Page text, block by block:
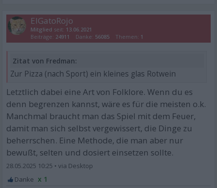
ElGatoRojo
Mitglied seit: 13.06.2021
Beiträge: 24911 Danke: 56085 Themen: 1
Zitat von Fredman:
Zur Pizza (nach Sport) ein kleines glas Rotwein
Letztlich dabei eine Art von Folklore. Wenn du es
denn begrenzen kannst, wäre es für die meisten o.k.
Manchmal braucht man das Spiel mit dem Feuer,
damit man sich selbst vergewissert, die Dinge zu
beherrschen. Eine Methode, die man aber nur
bewußt, selten und dosiert einsetzen sollte.
28.05.2025 10:25 •
x 1